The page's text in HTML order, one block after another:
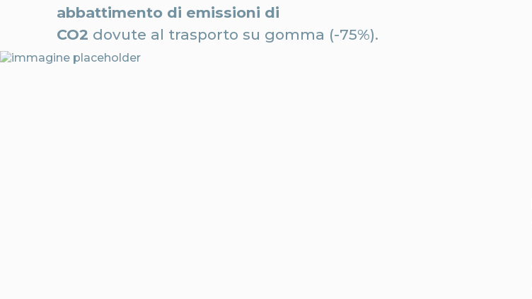
abbattimento di emissioni di
CO2 dovute al trasporto su gomma (-75%).